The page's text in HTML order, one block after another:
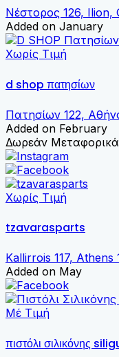
Νέστορος 126, Ilion,
Added on January
Χωρίς Τιμή
d shop πατησίων
Πατησίων 122,
Added on February
Δωρεάν
Χωρίς Τιμή
tzavarasparts
Kallirrois 117, Athens
Added on May
Μέ Τιμή
πιστόλι σιλικόνης